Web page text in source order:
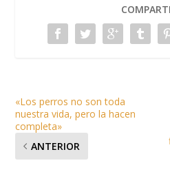
«Los perros no son toda
nuestra vida, pero la hacen
completa»
ANTERIOR